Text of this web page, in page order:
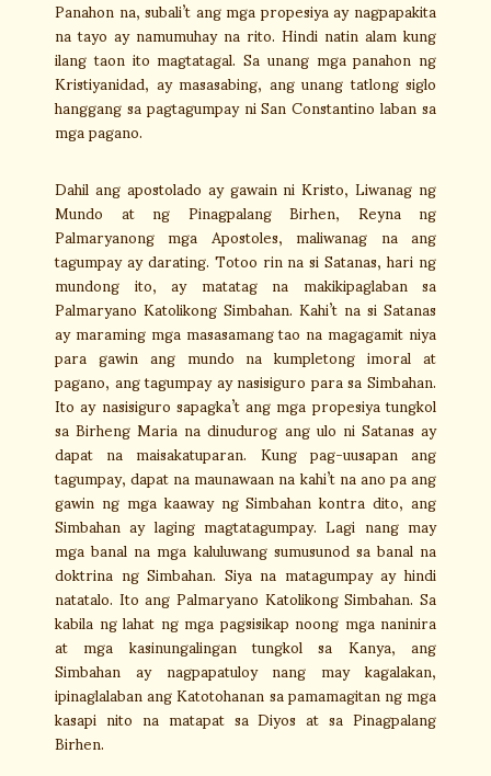
Panahon na, subali’t ang mga propesiya ay nagpapakita
na tayo ay namumuhay na rito. Hindi natin alam kung
ilang taon ito magtatagal. Sa unang mga panahon ng
Kristiyanidad, ay masasabing, ang unang tatlong siglo
hanggang sa pagtagumpay ni San Constantino laban sa
mga pagano.
Dahil ang apostolado ay gawain ni Kristo, Liwanag ng
Mundo at ng Pinagpalang Birhen, Reyna ng
Palmaryanong mga Apostoles, maliwanag na ang
tagumpay ay darating. Totoo rin na si Satanas, hari ng
mundong ito, ay matatag na makikipaglaban sa
Palmaryano Katolikong Simbahan. Kahi’t na si Satanas
ay maraming mga masasamang tao na magagamit niya
para gawin ang mundo na kumpletong imoral at
pagano, ang tagumpay ay nasisiguro para sa Simbahan.
Ito ay nasisiguro sapagka’t ang mga propesiya tungkol
sa Birheng Maria na dinudurog ang ulo ni Satanas ay
dapat na maisakatuparan. Kung pag-uusapan ang
tagumpay, dapat na maunawaan na kahi’t na ano pa ang
gawin ng mga kaaway ng Simbahan kontra dito, ang
Simbahan ay laging magtatagumpay. Lagi nang may
mga banal na mga kaluluwang sumusunod sa banal na
doktrina ng Simbahan. Siya na matagumpay ay hindi
natatalo. Ito ang Palmaryano Katolikong Simbahan. Sa
kabila ng lahat ng mga pagsisikap noong mga naninira
at mga kasinungalingan tungkol sa Kanya, ang
Simbahan ay nagpapatuloy nang may kagalakan,
ipinaglalaban ang Katotohanan sa pamamagitan ng mga
kasapi nito na matapat sa Diyos at sa Pinagpalang
Birhen.